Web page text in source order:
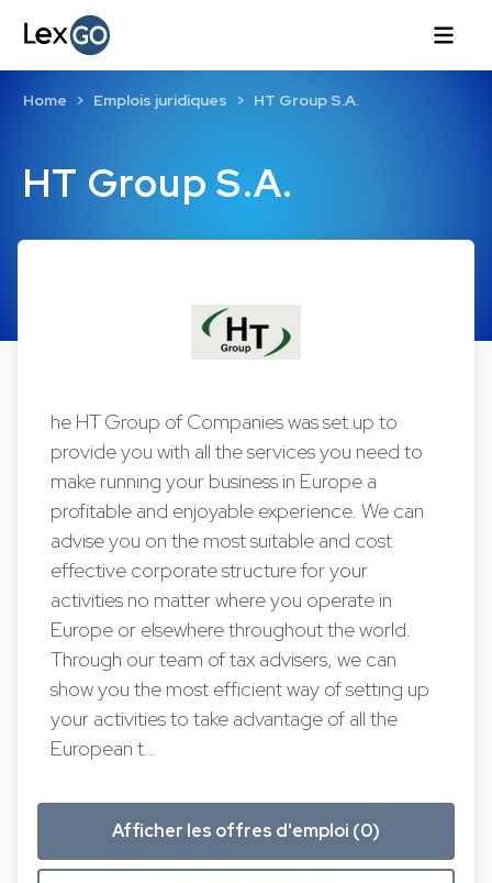
HT Group S.A.
Home Emplois juridiques HT Group S.A.
he HT Group of Companies was set up to
provide you with all the services you need to
make running your business in Europe a
profitable and enjoyable experience. We can
advise you on the most suitable and cost
effective corporate structure for your
activities no matter where you operate in
Europe or elsewhere throughout the world.
Through our team of tax advisers, we can
show you the most efficient way of setting up
your activities to take advantage of all the
European t…
Afficher les offres d'emploi (0)